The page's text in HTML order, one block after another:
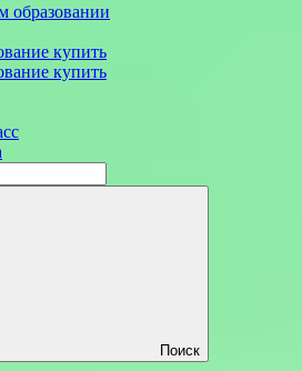
образовании
купить
купить
Поиск